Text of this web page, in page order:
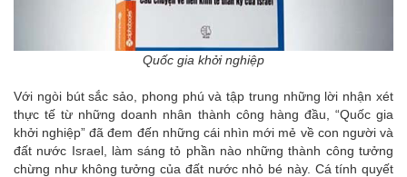
Quốc gia khởi nghiệp
Với ngòi bút sắc sảo, phong phú và tập trung những lời nhận xét
thực tế từ những doanh nhân thành công hàng đầu, “Quốc gia
khởi nghiệp” đã đem đến những cái nhìn mới mẻ về con người và
đất nước Israel, làm sáng tỏ phần nào những thành công tưởng
chừng như không tưởng của đất nước nhỏ bé này. Cá tính quyết